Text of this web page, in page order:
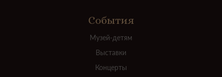
События
Музей-детям
Выставки
Концерты